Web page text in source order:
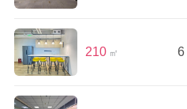
210 ㎡ 6